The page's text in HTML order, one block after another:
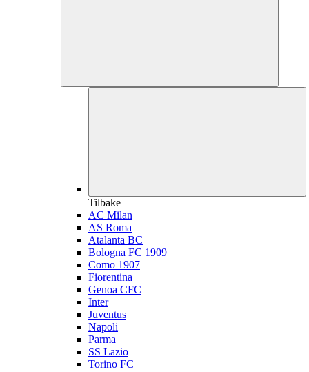
Tilbake
AC Milan
AS Roma
Atalanta BC
Bologna FC 1909
Como 1907
Fiorentina
Genoa CFC
Inter
Juventus
Napoli
Parma
SS Lazio
Torino FC